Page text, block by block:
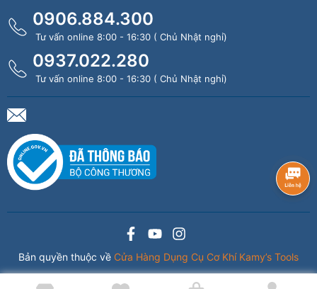
0906.884.300
Tư vấn online 8:00 - 16:30 ( Chủ Nhật nghỉ)
0937.022.280
Tư vấn online 8:00 - 16:30 ( Chủ Nhật nghỉ)
Bản quyền thuộc về Cửa Hàng Dụng Cụ Cơ Khí Kamy’s Tools